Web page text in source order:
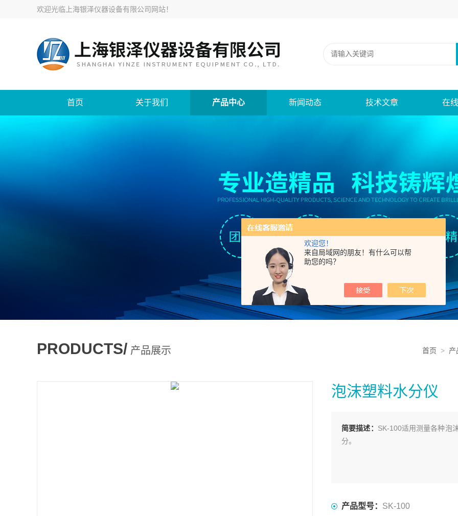
欢迎您！
来自局域网的朋友！有什么可以帮
助您的吗？
欢迎光临 上海银泽仪器设备有限公司网站！
首页 关于我们 产品中心 新闻动态 技术文章 在
PRODUCTS/ 产品展示 首页 > 产
泡沫塑料水分仪
简要描述： SK-100适用测量各种泡
分。
产品型号： SK-100